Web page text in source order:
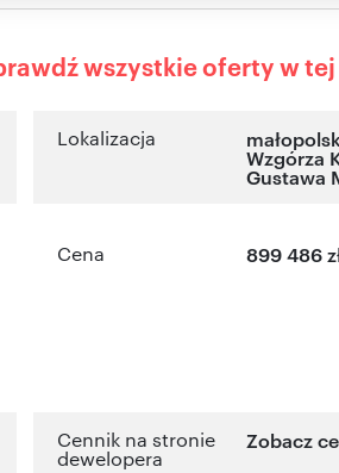
wszystkie oferty w
Lokalizacja
Wzgórza
Gustawa
Cena 899 486
Cennik na stronie
dewelopera
Zobacz